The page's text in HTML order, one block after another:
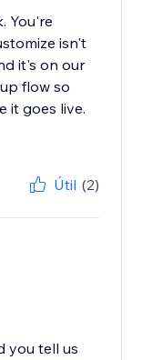
You're
isn't
it's on our
flow so
it goes live.
Útil (2)
you tell us